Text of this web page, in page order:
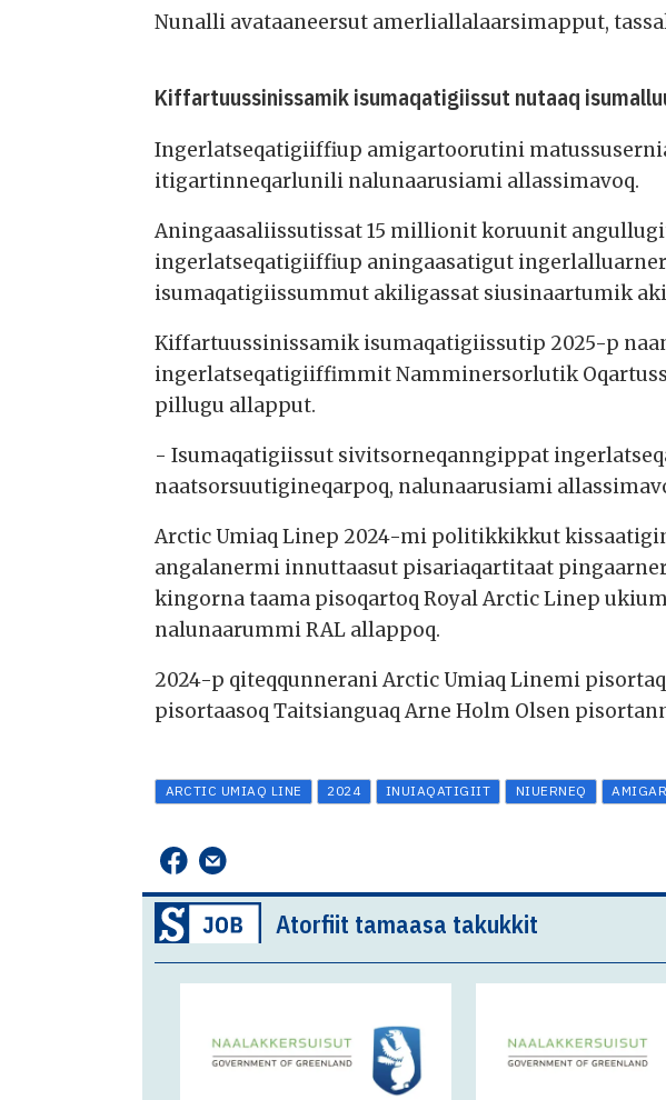
Nunalli avataaneersut amerliallalaarsimapput,
Kiffartuussinissamik isumaqatigiissut nutaaq
Ingerlatseqatigiiffiup amigartoorutini
itigartinneqarlunili nalunaarusiami allassimavoq.
Aningaasaliissutissat 15 millionit koruunit
ingerlatseqatigiiffiup aningaasatigut
isumaqatigiissummut akiligassat siusinaartumik
Kiffartuussinissamik isumaqatigiissutip 2025-p
ingerlatseqatigiiffimmit Namminersorlutik
pillugu allapput.
- Isumaqatigiissut sivitsorneqanngippat
naatsorsuutigineqarpoq, nalunaarusiami
Arctic Umiaq Linep 2024-mi politikkikkut
angalanermi innuttaasut pisariaqartitaat
kingorna taama pisoqartoq Royal Arctic Linep
nalunaarummi RAL allappoq.
2024-p qiteqqunnerani Arctic Umiaq Linemi
pisortaasoq Taitsianguaq Arne Holm Olsen
ARCTIC UMIAQ LINE 2024 INUIAQATIGIIT NIUERNEQ
Atorfiit tamaasa takukkit